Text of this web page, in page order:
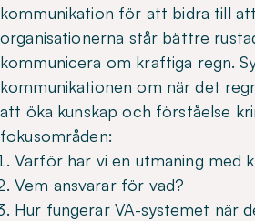
kommunikation för att bidra till
organisationerna står bättre
kommunicera om kraftiga regn.
kommunikationen om när det
att öka kunskap och förståelse
fokusområden:
Varför har vi en utmaning med
Vem ansvarar för vad?
Hur fungerar VA-systemet när